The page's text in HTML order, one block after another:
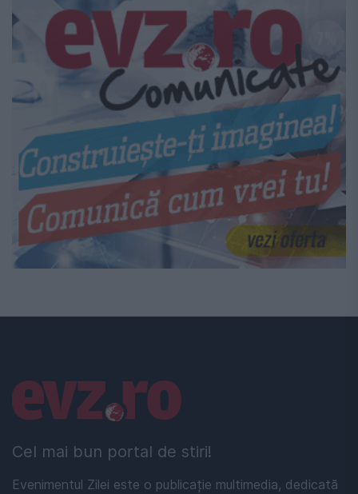
Cel mai bun portal de stiri!
Evenimentul Zilei este o publicație multimedia, dedicată
Linkuri utile